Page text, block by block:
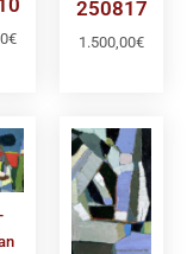
€
250817
1.500,00€